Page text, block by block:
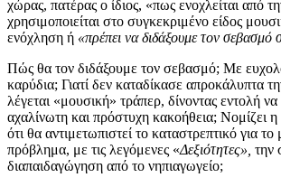
χώρας, πατέρας ο ίδιος, «πως ενοχλείται από
χρησιμοποιείται στο συγκεκριμένο είδος
ενόχληση ή «πρέπει να διδάξουμε τον σεβασμό
Πώς θα τον διδάξουμε τον σεβασμό; Με
καρύδια; Γιατί δεν καταδίκασε απροκάλυπτα
λέγεται «μουσική» τράπερ, δίνοντας εντολή
αχαλίνωτη και πρόστυχη κακοήθεια; Νομίζει
ότι θα αντιμετωπιστεί το καταστρεπτικό για
πρόβλημα, με τις λεγόμενες «Δεξιότητες», την
διαπαιδαγώγηση από το νηπιαγωγείο;